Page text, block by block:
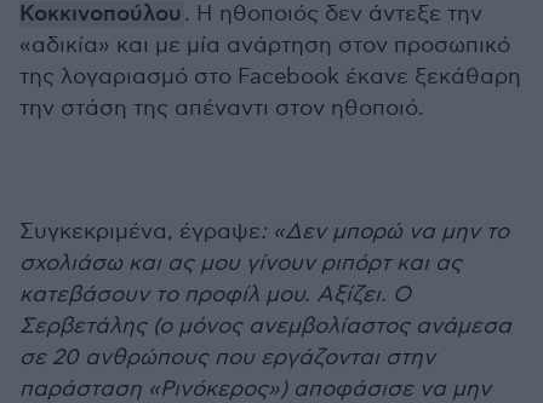
Κοκκινοπούλου . Η ηθοποιός δεν άντεξε την
«αδικία» και με μία ανάρτηση στον προσωπικό
της λογαριασμό στο Facebook έκανε ξεκάθαρη
την στάση της απέναντι στον ηθοποιό.
Συγκεκριμένα, έγραψε: «Δεν μπορώ να μην το
σχολιάσω και ας μου γίνουν ριπόρτ και ας
κατεβάσουν το προφίλ μου. Αξίζει. Ο
Σερβετάλης (ο μόνος ανεμβολίαστος ανάμεσα
σε 20 ανθρώπους που εργάζονται στην
παράσταση «Ρινόκερος») αποφάσισε να μην